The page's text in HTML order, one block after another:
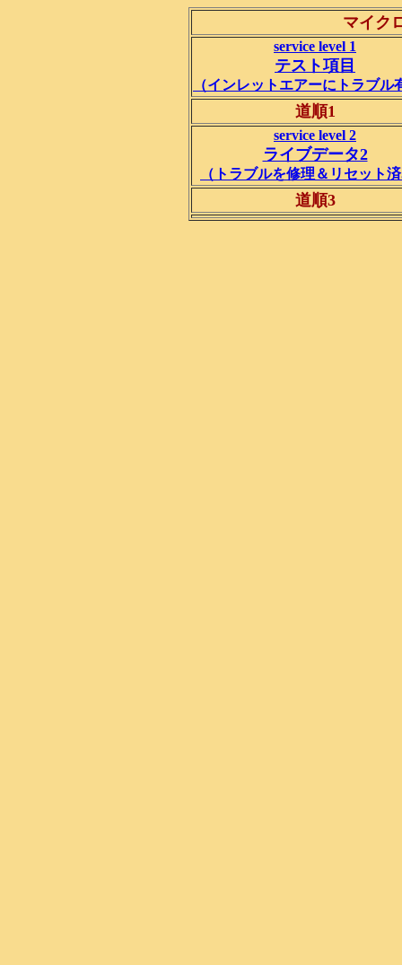
マイク
service level 1
テスト項目
（インレットエアーにトラブル
道順1
service level 2
ライブデータ2
（トラブルを修理＆リセット
道順3